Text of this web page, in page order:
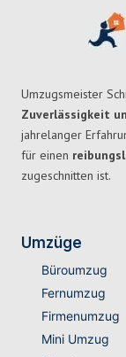
Umzugsmeister
Zuverlässigkeit
jahrelanger
für einen
zugeschnitten ist.
Umzüge
Büroumzug
Fernumzug
Firmenumzug
Mini Umzug